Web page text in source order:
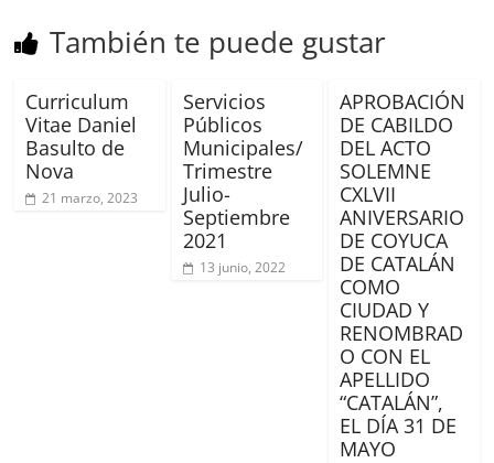
También te puede gustar
Curriculum
Vitae Daniel
Basulto de
Nova
21 marzo, 2023
Servicios
Públicos
Municipales/
Trimestre
Julio-
Septiembre
2021
13 junio, 2022
APROBACIÓN
DE CABILDO
DEL ACTO
SOLEMNE
CXLVII
ANIVERSARIO
DE COYUCA
DE CATALÁN
COMO
CIUDAD Y
RENOMBRAD
O CON EL
APELLIDO
“CATALÁN”,
EL DÍA 31 DE
MAYO